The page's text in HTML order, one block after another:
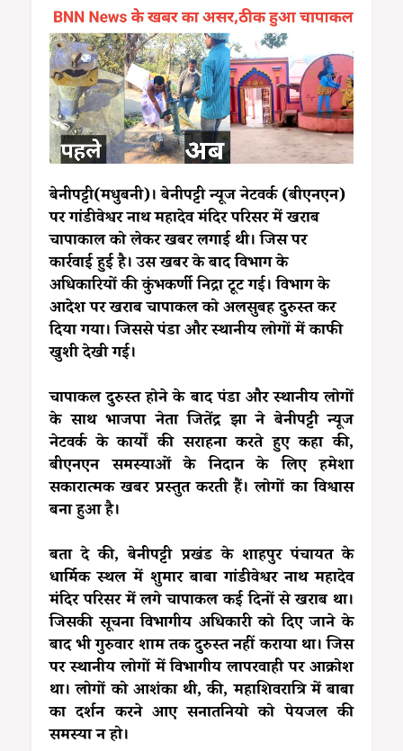
बेनीपट्टी(मधुबनी)। बेनीपट्टी न्यूज नेटवर्क (बीएनएन)
पर गांडीवेश्वर नाथ महादेव मंदिर परिसर में खराब
चापाकाल को लेकर खबर लगाई थी। जिस पर
कार्रवाई हुई है। उस खबर के बाद विभाग के
अधिकारियों की कुंभकर्णी निद्रा टूट गई। विभाग के
आदेश पर खराब चापाकल को अलसुबह दुरुस्त कर
दिया गया। जिससे पंडा और स्थानीय लोगों में काफी
खुशी देखी गई।
चापाकल दुरुस्त होने के बाद पंडा और स्थानीय लोगों
के साथ भाजपा नेता जितेंद्र झा ने बेनीपट्टी न्यूज
नेटवर्क के कार्यों की सराहना करते हुए कहा की,
बीएनएन समस्याओं के निदान के लिए हमेशा
सकारात्मक खबर प्रस्तुत करती हैं। लोगों का विश्वास
बना हुआ है।
बता दे की, बेनीपट्टी प्रखंड के शाहपुर पंचायत के
धार्मिक स्थल में शुमार बाबा गांडीवेश्वर नाथ महादेव
मंदिर परिसर में लगे चापाकल कई दिनों से खराब था।
जिसकी सूचना विभागीय अधिकारी को दिए जाने के
बाद भी गुरुवार शाम तक दुरुस्त नहीं कराया था। जिस
पर स्थानीय लोगों में विभागीय लापरवाही पर आक्रोश
था। लोगों को आशंका थी, की, महाशिवरात्रि में बाबा
का दर्शन करने आए सनातनियो को पेयजल की
समस्या न हो।